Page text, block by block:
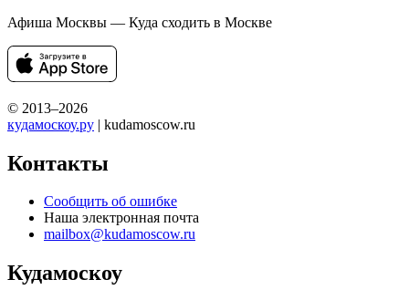
Афиша Москвы — Куда сходить в Москве
© 2013–2026
кудамоскоу.ру | kudamoscow.ru
Контакты
Сообщить об ошибке
Наша электронная почта
mailbox@kudamoscow.ru
Кудамоскоу